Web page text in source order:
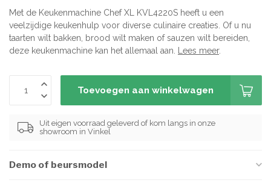
Met de Keukenmachine Chef XL KVL4220S heeft u een
veelzijdige keukenhulp voor diverse culinaire creaties. Of u nu
taarten wilt bakken, brood wilt maken of sauzen wilt bereiden,
deze keukenmachine kan het allemaal aan. Lees meer.
Toevoegen aan winkelwagen
Uit eigen voorraad geleverd of kom langs in onze
showroom in Vinkel
Demo of beursmodel